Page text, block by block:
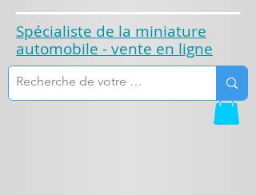
​Spécialiste de la miniature
automobile - vente en ligne